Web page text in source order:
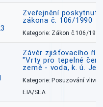
Zveřejnění poskytnutí
zákona č. 106/1990
Kategorie: Zákon č.106/1999
Závěr zjišťovacího
"Vrty pro tepelné
země - voda, k. ú.
Kategorie: Posuzování vlivů
EIA/SEA